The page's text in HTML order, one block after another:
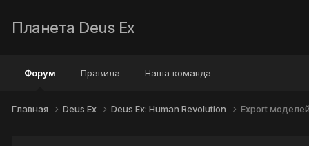
Планета Deus Ex
Форум Правила Наша команда
Главная Deus Ex Deus Ex: Human Revolution Export